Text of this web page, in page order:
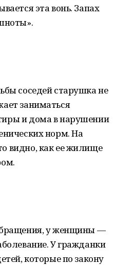
эта вонь. Запах
соседей старушка не
заниматься
и дома в нарушении
норм. На
видно, как ее жилище
у женщины —
У гражданки
которые по закону